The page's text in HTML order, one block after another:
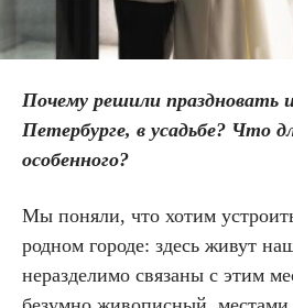
Почему решили праздновать
Петербурге, в усадьбе? Что
особенного?
Мы поняли, что хотим
родном городе: здесь живут
неразделимо связаны с этим